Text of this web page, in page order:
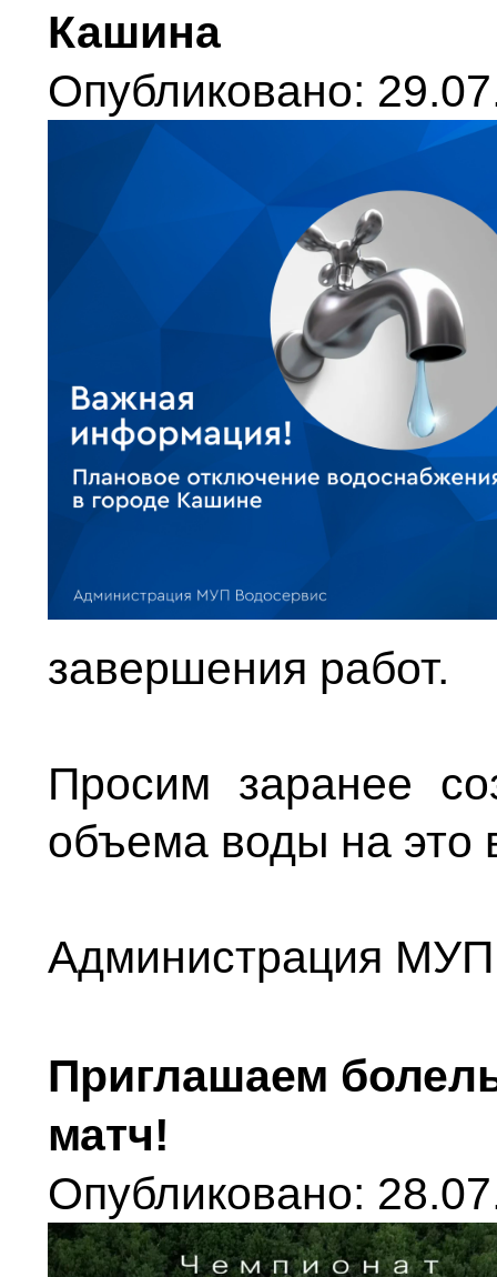
Кашина
Опубликовано:
завершения работ.
Просим заранее
объема воды на это
Администрация
Приглашаем
матч!
Опубликовано: